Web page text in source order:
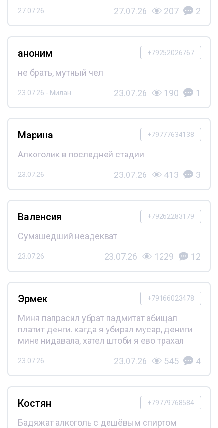
27.07.26 27.07.26 207 2
+79252026767
аноним
не брать, мутный чел
23.07.26 - Милан 23.07.26 190 1
+79777634138
Марина
Алкоголик в последней стадии
23.07.26 23.07.26 413 3
+79262283179
Валенсия
Сумашедший неадекват
23.07.26 23.07.26 1229 12
+79166023478
Эрмек
Миня папрасил убрат падмитат абищал
платит денги. кагда я убирал мусар, дениги
мине нидавала, хател штоби я ево трахал
23.07.26 23.07.26 545 4
+79779768584
Костян
Бадяжат алкоголь с дешёвым спиртом